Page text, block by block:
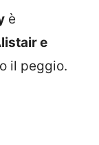
è
e
il peggio.